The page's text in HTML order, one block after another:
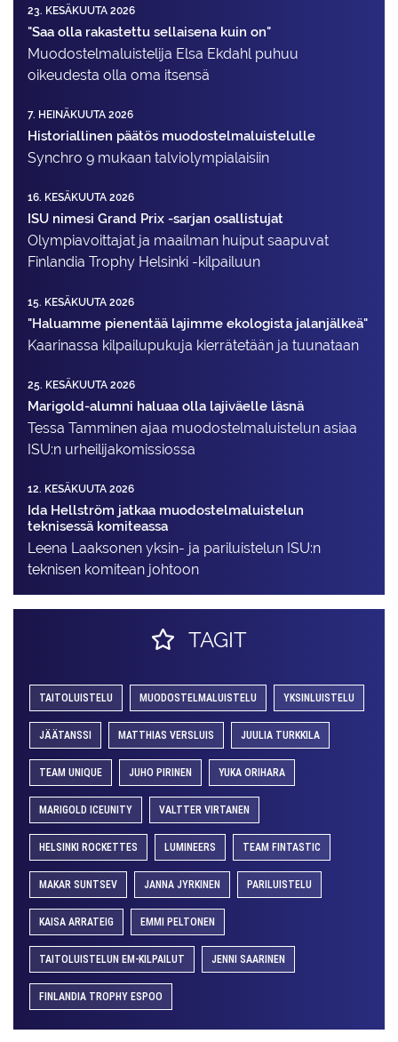
23. KESÄKUUTA 2026
"Saa olla rakastettu sellaisena kuin on"
Muodostelma­luistelija Elsa Ekdahl puhuu
oikeudesta olla oma itsensä
7. HEINÄKUUTA 2026
Historiallinen päätös muodostelmaluistelulle
Synchro 9 mukaan talviolympialaisiin
16. KESÄKUUTA 2026
ISU nimesi Grand Prix -sarjan osallistujat
Olympiavoittajat ja maailman huiput saapuvat
Finlandia Trophy Helsinki -kilpailuun
15. KESÄKUUTA 2026
"Haluamme pienentää lajimme ekologista jalanjälkeä"
Kaarinassa kilpailupukuja kierrätetään ja tuunataan
25. KESÄKUUTA 2026
Marigold-alumni haluaa olla lajiväelle läsnä
Tessa Tamminen ajaa muodostelma­luistelun asiaa
ISU:n urheilija­komissiossa
12. KESÄKUUTA 2026
Ida Hellström jatkaa muodostelmaluistelun
teknisessä komiteassa
Leena Laaksonen yksin- ja pariluistelun ISU:n
teknisen komitean johtoon
TAGIT
TAITOLUISTELU MUODOSTELMALUISTELU YKSINLUISTELU
JÄÄTANSSI MATTHIAS VERSLUIS JUULIA TURKKILA
TEAM UNIQUE JUHO PIRINEN YUKA ORIHARA
MARIGOLD ICEUNITY VALTTER VIRTANEN
HELSINKI ROCKETTES LUMINEERS TEAM FINTASTIC
MAKAR SUNTSEV JANNA JYRKINEN PARILUISTELU
KAISA ARRATEIG EMMI PELTONEN
TAITOLUISTELUN EM-KILPAILUT JENNI SAARINEN
FINLANDIA TROPHY ESPOO